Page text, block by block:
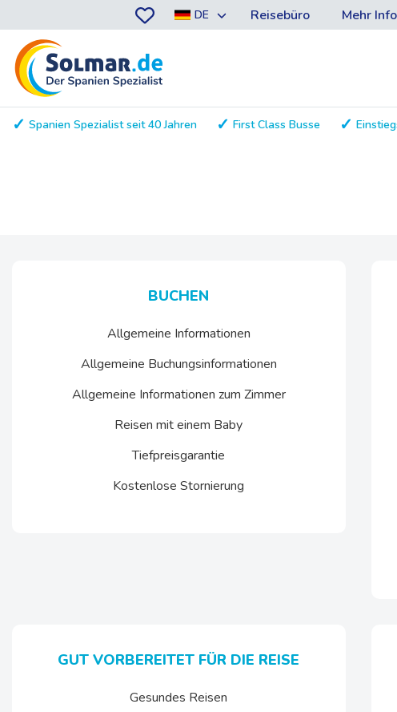
DE Reisebüro Mehr
Spanien Spezialist seit 40 Jahren First Class Busse
BUCHEN
Allgemeine Informationen
Allgemeine Buchungsinformationen
Allgemeine Informationen zum Zimmer
Reisen mit einem Baby
Tiefpreisgarantie
Kostenlose Stornierung
GUT VORBEREITET FÜR DIE REISE
Gesundes Reisen